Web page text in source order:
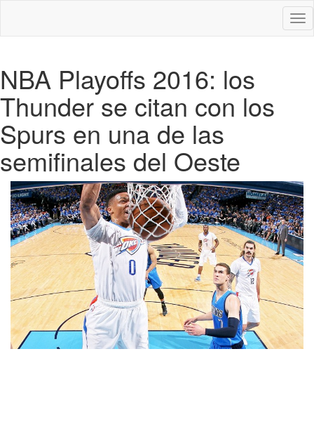
NBA Playoffs 2016: los
Thunder se citan con los
Spurs en una de las
semifinales del Oeste